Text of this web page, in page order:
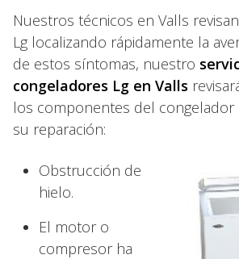
Nuestros técnicos en Valls
Lg localizando rápidamente la
de estos síntomas, nuestro
congeladores Lg en Valls
los componentes del congelador
su reparación:
Obstrucción de
hielo.
El motor o
compresor ha